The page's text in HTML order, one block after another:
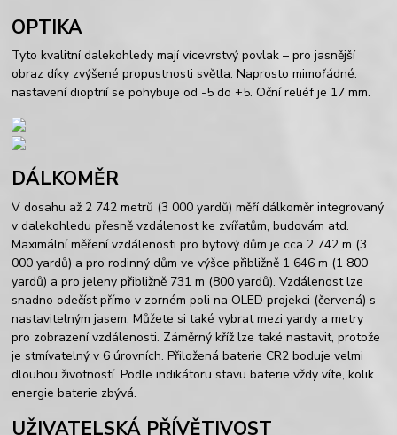
OPTIKA
Tyto kvalitní dalekohledy mají vícevrstvý povlak – pro jasnější
obraz díky zvýšené propustnosti světla. Naprosto mimořádné:
nastavení dioptrií se pohybuje od -5 do +5. Oční reliéf je 17 mm.
DÁLKOMĚR
V dosahu až 2 742 metrů (3 000 yardů) měří dálkoměr integrovaný
v dalekohledu přesně vzdálenost ke zvířatům, budovám atd.
Maximální měření vzdálenosti pro bytový dům je cca 2 742 m (3
000 yardů) a pro rodinný dům ve výšce přibližně 1 646 m (1 800
yardů) a pro jeleny přibližně 731 m (800 yardů). Vzdálenost lze
snadno odečíst přímo v zorném poli na OLED projekci (červená) s
nastavitelným jasem. Můžete si také vybrat mezi yardy a metry
pro zobrazení vzdálenosti. Záměrný kříž lze také nastavit, protože
je stmívatelný v 6 úrovních. Přiložená baterie CR2 boduje velmi
dlouhou životností. Podle indikátoru stavu baterie vždy víte, kolik
energie baterie zbývá.
UŽIVATELSKÁ PŘÍVĚTIVOST